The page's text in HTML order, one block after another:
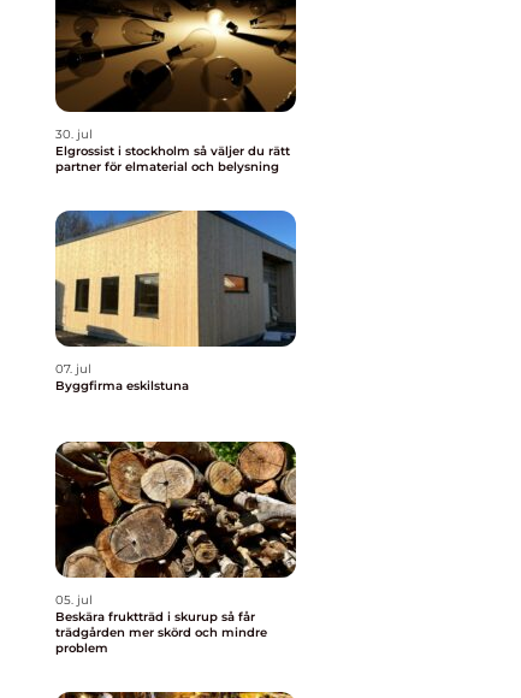
30. jul
Elgrossist i stockholm så väljer du rätt
partner för elmaterial och belysning
07. jul
Byggfirma eskilstuna
05. jul
Beskära fruktträd i skurup så får
trädgården mer skörd och mindre
problem